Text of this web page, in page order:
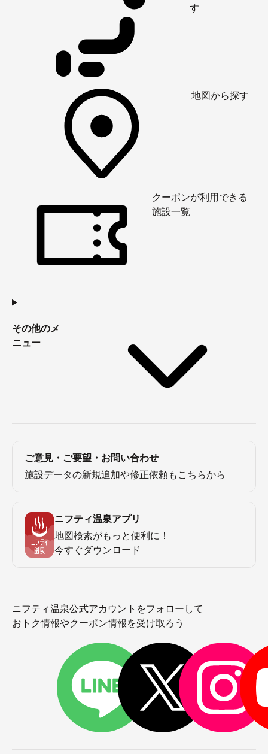
す
地図から探す
クーポンが利用できる
施設一覧
その他のメ
ニュー
ご意見・ご要望・お問い合わせ
施設データの新規追加や修正依頼もこちらから
ニフティ温泉アプリ
地図検索がもっと便利に！
今すぐダウンロード
ニフティ温泉公式アカウントをフォローして
おトク情報やクーポン情報を受け取ろう